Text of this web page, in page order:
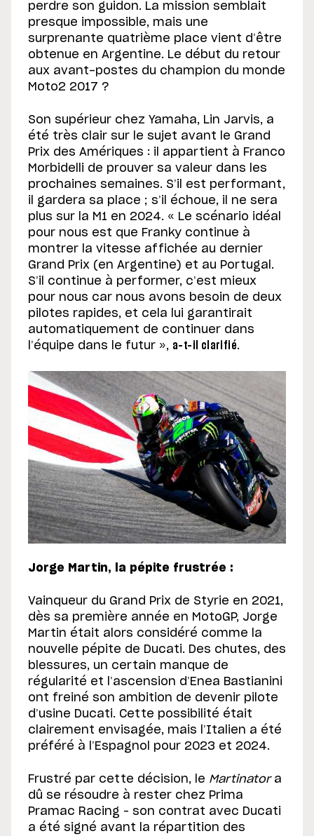
perdre son guidon. La mission semblait
presque impossible, mais une
surprenante quatrième place vient d’être
obtenue en Argentine. Le début du retour
aux avant-postes du champion du monde
Moto2 2017 ?
Son supérieur chez Yamaha, Lin Jarvis, a
été très clair sur le sujet avant le Grand
Prix des Amériques : il appartient à Franco
Morbidelli de prouver sa valeur dans les
prochaines semaines. S’il est performant,
il gardera sa place ; s’il échoue, il ne sera
plus sur la M1 en 2024. « Le scénario idéal
pour nous est que Franky continue à
montrer la vitesse affichée au dernier
Grand Prix (en Argentine) et au Portugal.
S’il continue à performer, c’est mieux
pour nous car nous avons besoin de deux
pilotes rapides, et cela lui garantirait
automatiquement de continuer dans
l’équipe dans le futur », a-t-il clarifié.
Jorge Martin, la pépite frustrée :
Vainqueur du Grand Prix de Styrie en 2021,
dès sa première année en MotoGP, Jorge
Martin était alors considéré comme la
nouvelle pépite de Ducati. Des chutes, des
blessures, un certain manque de
régularité et l’ascension d’Enea Bastianini
ont freiné son ambition de devenir pilote
d’usine Ducati. Cette possibilité était
clairement envisagée, mais l’Italien a été
préféré à l’Espagnol pour 2023 et 2024.
Frustré par cette décision, le Martinatora
dû se résoudre à rester chez Prima
Pramac Racing – son contrat avec Ducati
a été signé avant la répartition des